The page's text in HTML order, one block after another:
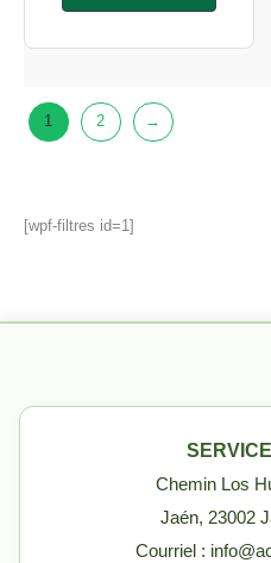
[wpf-filtres id=1]
1 2 →
Chemin Los
Jaén, 23002
Courriel :